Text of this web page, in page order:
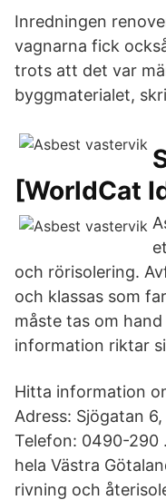
Inredningen
vagnarna fick
trots att det var
byggmaterialet,
[WorldCat
och rörisolering.
och klassas som
måste tas om
information riktar
Hitta information
Adress: Sjögatan
Telefon: 0490-290
hela Västra
rivning och